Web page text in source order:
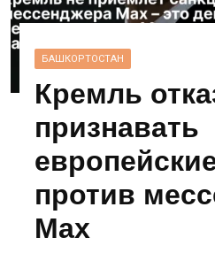
БАШКОРТОСТАН
Кремль
признавать
против
Max